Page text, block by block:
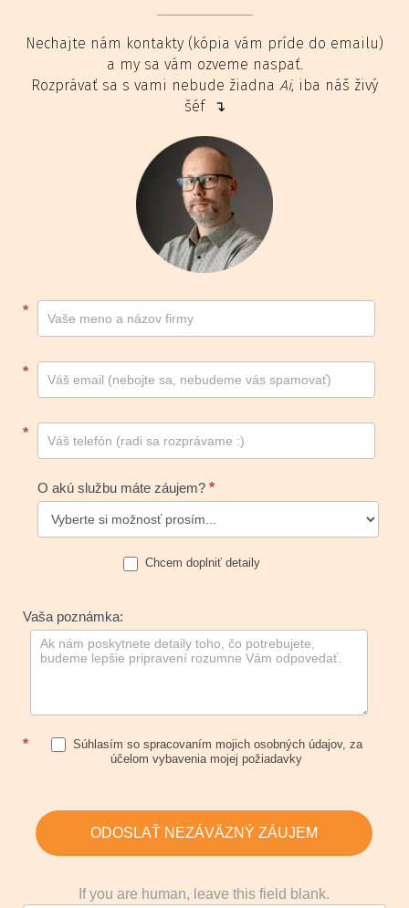
Nechajte nám kontakty (kópia vám príde do emailu)
a my sa vám ozveme naspať.
Rozprávať sa s vami nebude žiadna Ai, iba náš živý
šéf ↴
Kontakt
footer
*
*
*
O akú službu máte záujem? *
Chcem doplniť detaily
Vaša poznámka:
*
Súhlasím so spracovaním mojich osobných údajov, za
účelom vybavenia mojej požiadavky
ODOSLAŤ NEZÁVÄZNÝ ZÁUJEM
If you are human, leave this field blank.